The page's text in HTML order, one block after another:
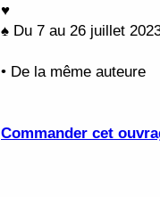
♥
♠ Du 7 au 26 juillet
• De la même auteure
Commander cet